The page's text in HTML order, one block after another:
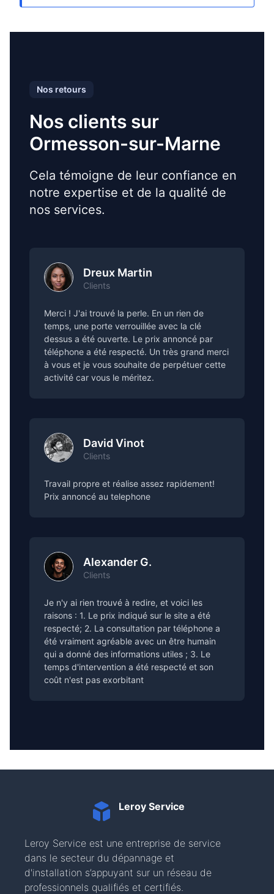
Nos retours
Nos clients sur
Ormesson-sur-Marne
Cela témoigne de leur confiance en
notre expertise et de la qualité de
nos services.
Dreux Martin
Clients
Merci ! J'ai trouvé la perle. En un rien de
temps, une porte verrouillée avec la clé
dessus a été ouverte. Le prix annoncé par
téléphone a été respecté. Un très grand merci
à vous et je vous souhaite de perpétuer cette
activité car vous le méritez.
David Vinot
Clients
Travail propre et réalise assez rapidement!
Prix annoncé au telephone
Alexander G.
Clients
Je n'y ai rien trouvé à redire, et voici les
raisons : 1. Le prix indiqué sur le site a été
respecté; 2. La consultation par téléphone a
été vraiment agréable avec un être humain
qui a donné des informations utiles ; 3. Le
temps d'intervention a été respecté et son
coût n'est pas exorbitant
Leroy Service
Leroy Service est une entreprise de service
dans le secteur du dépannage et
d'installation s’appuyant sur un réseau de
professionnels qualifiés et certifiés.